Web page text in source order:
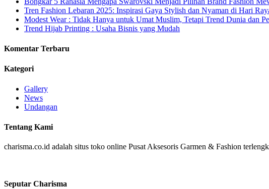
Tren Fashion Lebaran 2025: Inspirasi Gaya Stylish dan Nyaman di Hari
Modest Wear : Tidak Hanya untuk Umat Muslim, Tetapi Trend Dunia dan
Trend Hijab Printing : Usaha Bisnis yang Mudah
Komentar Terbaru
Kategori
Gallery
News
Undangan
Tentang Kami
charisma.co.id adalah situs toko online Pusat Aksesoris Garmen & Fashion
Seputar Charisma